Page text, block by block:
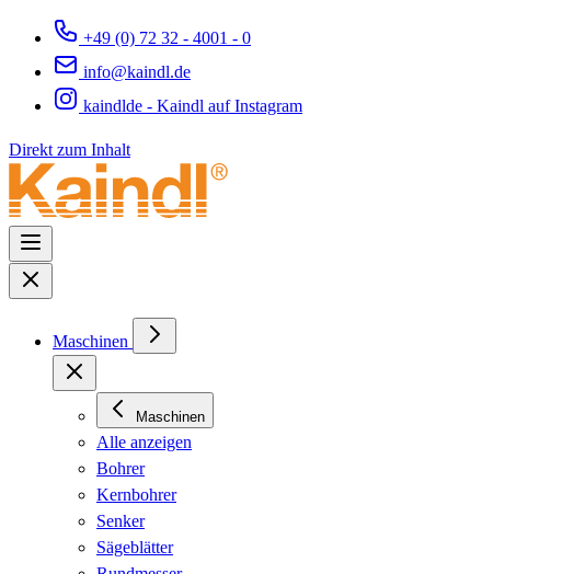
+49 (0) 72 32 - 4001 - 0
info@kaindl.de
kaindlde - Kaindl auf Instagram
Direkt zum Inhalt
Maschinen
Maschinen
Alle anzeigen
Bohrer
Kernbohrer
Senker
Sägeblätter